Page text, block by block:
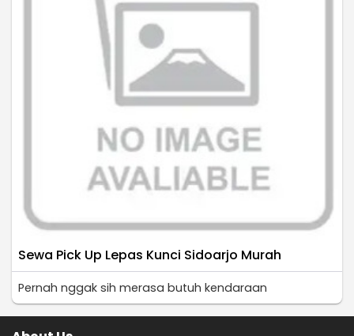
Sewa Pick Up Lepas Kunci Sidoarjo Murah
Pernah nggak sih merasa butuh kendaraan